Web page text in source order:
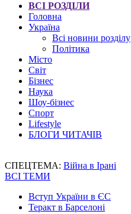
ВСІ РОЗДІЛИ
Головна
Україна
Всі новини розділу
Політика
Місто
Світ
Бізнес
Наука
Шоу-бізнес
Спорт
Lifestyle
БЛОГИ ЧИТАЧІВ
СПЕЦТЕМА: Війна в Ірані
ВСІ ТЕМИ
Вступ України в ЄС
Теракт в Барселоні